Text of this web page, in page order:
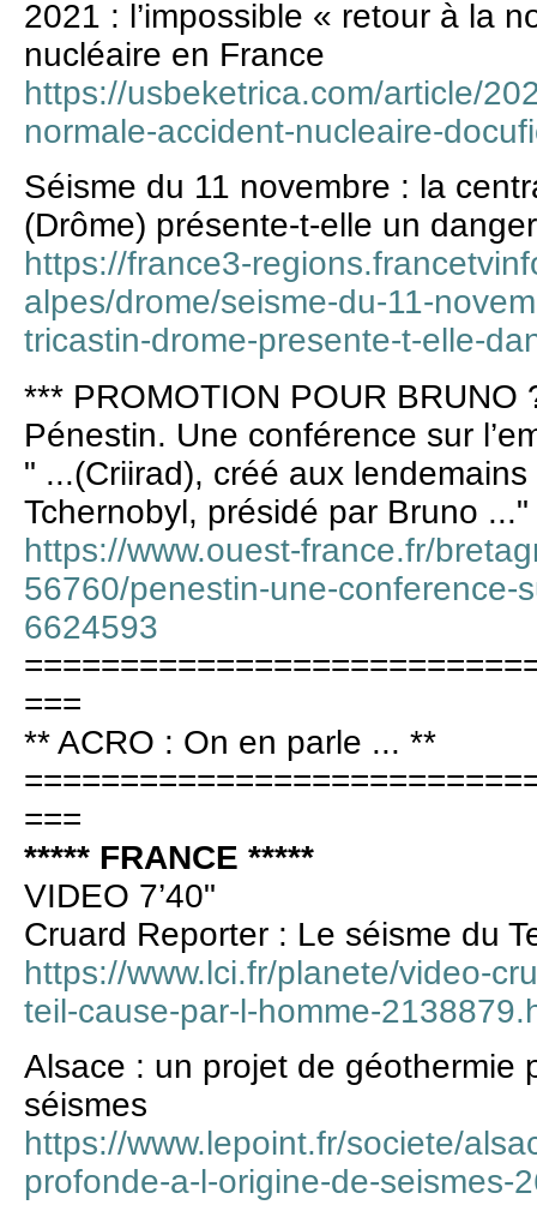
2021 : l’impossible « retour à la
nucléaire en France
https://usbeketrica.com/article/
normale-accident-nucleaire-
Séisme du 11 novembre : la
(Drôme) présente-t-elle un
https://france3-
alpes/drome/seisme-du-11-
tricastin-drome-presente-t-elle-
*** PROMOTION POUR BRUNO
Pénestin. Une conférence sur
" ...(Criirad), créé aux
Tchernobyl, présidé par Bruno ..."
https://www.ouest-france.fr/
56760/penestin-une-conference-
6624593
===
** ACRO : On en parle ... **
===
***** FRANCE *****
VIDEO 7’40"
Cruard Reporter : Le séisme du
https://www.lci.fr/planete/video-
teil-cause-par-l-homme-
Alsace : un projet de géothermie
séismes
https://www.lepoint.fr/societe/
profonde-a-l-origine-de-seismes-